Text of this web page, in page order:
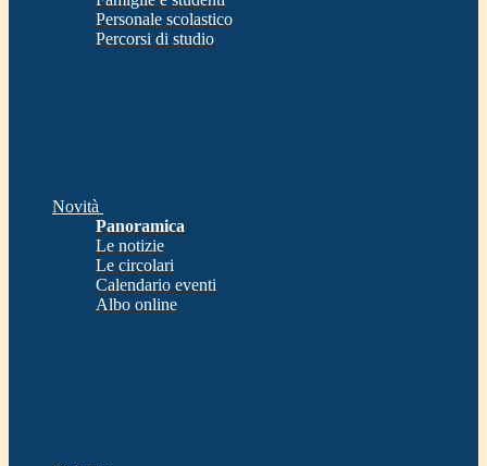
Personale scolastico
Percorsi di studio
Novità
Panoramica
Le notizie
Le circolari
Calendario eventi
Albo online